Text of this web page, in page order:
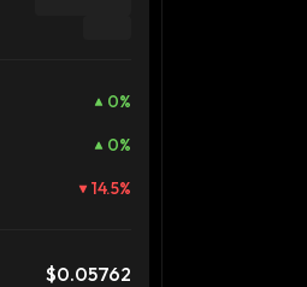
0%
0%
14.5%
$0.05762